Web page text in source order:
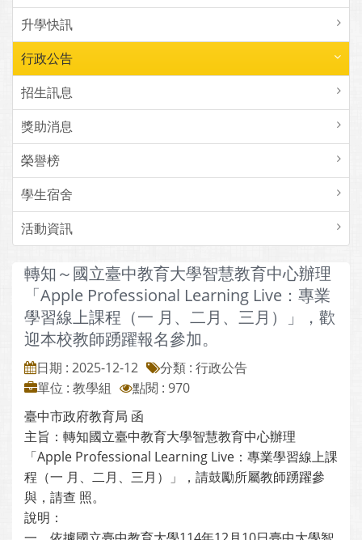
升學快訊
行政公告
招生訊息
獎助消息
榮譽榜
學生宿舍
活動資訊
轉知～國立臺中教育大學智慧教育中心辦理
「Apple Professional Learning Live：專業
學習線上課程（一 月、二月、三月）」，歡
迎本校教師踴躍報名參加。
日期 : 2025-12-12
分類 : 行政公告
單位 : 教學組
點閱 : 970
臺中市政府教育局 函
主旨：轉知國立臺中教育大學智慧教育中心辦理
「Apple Professional Learning Live：專業學習線上課
程（一 月、二月、三月）」，請鼓勵所屬教師踴躍參
與，請查 照。
說明：